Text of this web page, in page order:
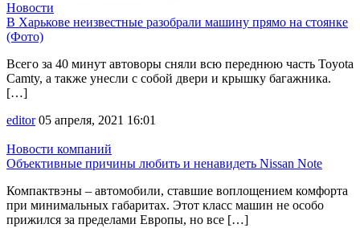
Новости
В Харькове неизвестные разобрали машину прямо на стоянке
(Фото)
Всего за 40 минут автоворы сняли всю переднюю часть Toyota
Camty, а также унесли с собой двери и крышку багажника.
[…]
editor 05 апреля, 2021 16:01
Новости компаний
Объективные причины любить и ненавидеть Nissan Note
Компактвэны – автомобили, ставшие воплощением комфорта
при минимальных габаритах. Этот класс машин не особо
прижился за пределами Европы, но все […]